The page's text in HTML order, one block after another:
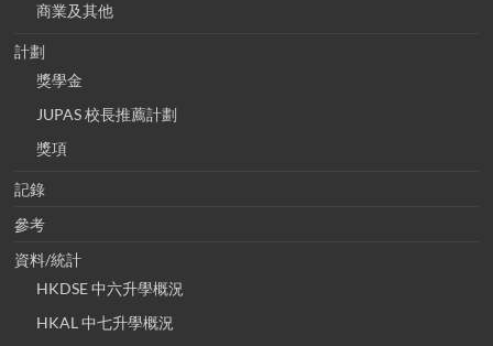
商業及其他
計劃
獎學金
JUPAS 校長推薦計劃
獎項
記錄
參考
資料/統計
HKDSE 中六升學概況
HKAL 中七升學概況